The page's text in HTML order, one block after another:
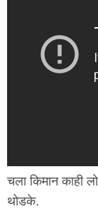
चला किमान काही
थोडके.